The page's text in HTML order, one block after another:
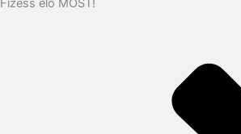
Fizess elő MOST!